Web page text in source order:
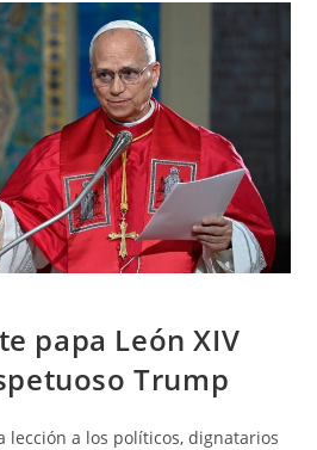
papa León XIV
Trump
lección a los políticos, dignatarios